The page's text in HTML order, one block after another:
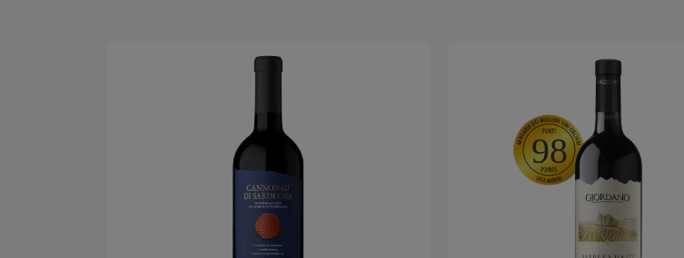
98